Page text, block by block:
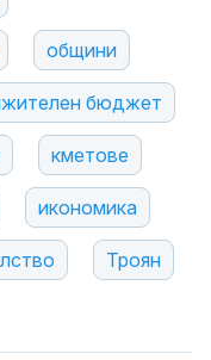
общини
бюджет
кметове
икономика
Троян